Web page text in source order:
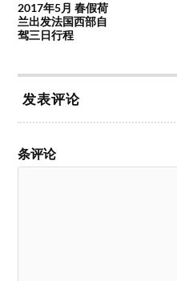
2017年5月 春假荷
兰出发法国西部自
驾三日行程
发表评论
条评论